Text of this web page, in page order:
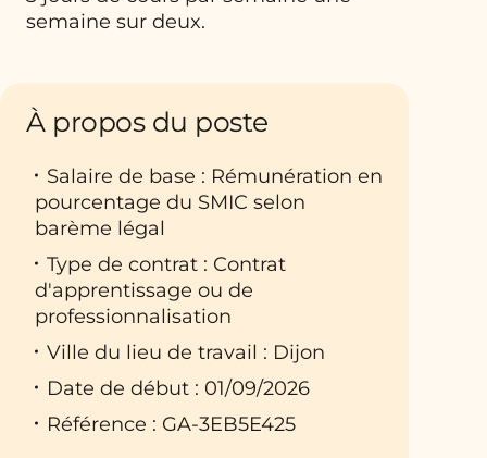
semaine sur deux.
À propos du poste
Salaire de base : Rémunération en
pourcentage du SMIC selon
barème légal
Type de contrat : Contrat
d'apprentissage ou de
professionnalisation
Ville du lieu de travail : Dijon
Date de début : 01/09/2026
Référence : GA-3EB5E425